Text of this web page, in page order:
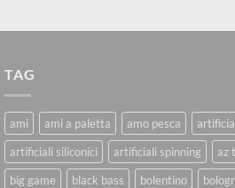
TAG
ami ami a paletta amo pesca
artificiali siliconici
artificiali spinning az
big game
black bass bolentino